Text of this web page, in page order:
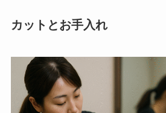
カットとお手入れ